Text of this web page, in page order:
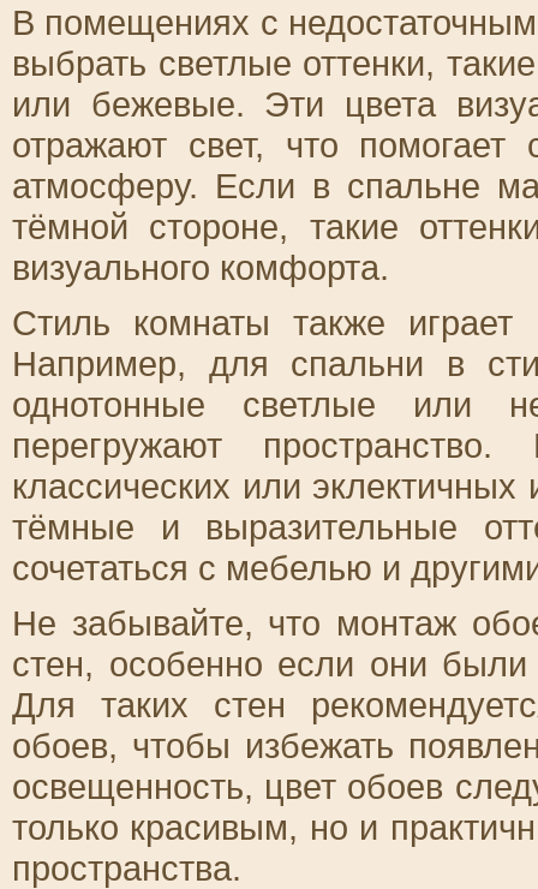
В помещениях с
выбрать светлые оттенки,
или бежевые. Эти цвета
отражают свет, что
атмосферу. Если в спальне
тёмной стороне, такие
визуального комфорта.
Стиль комнаты также
Например, для спальни в
однотонные светлые или
перегружают
классических или
тёмные и выразительные
сочетаться с мебелью и
Не забывайте, что монтаж
стен, особенно если они
Для таких стен
обоев, чтобы избежать
освещенность, цвет обоев
только красивым, но и
пространства.